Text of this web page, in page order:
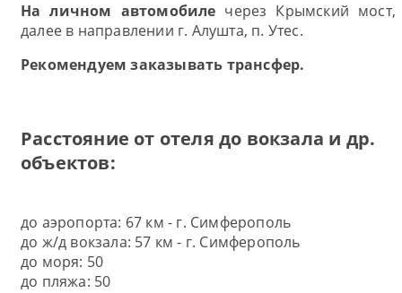
На личном автомобиле через Крымский мост,
далее в направлении г. Алушта, п. Утес.
Рекомендуем заказывать трансфер.
Расстояние от отеля до вокзала и др.
объектов:
до аэропорта: 67 км - г. Симферополь
до ж/д вокзала: 57 км - г. Симферополь
до моря: 50
до пляжа: 50